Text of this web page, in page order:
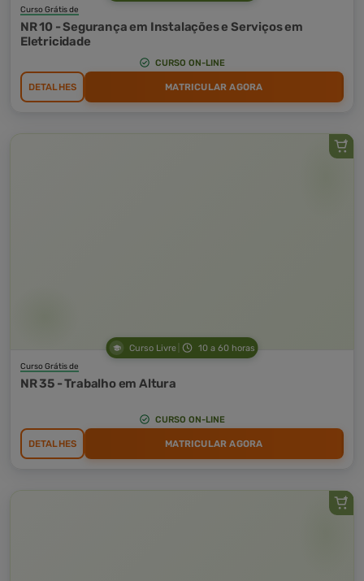
Curso Grátis de
NR 10 - Segurança em Instalações e Serviços em
Eletricidade
CURSO ON-LINE
DETALHES MATRICULAR AGORA
Curso Livre 10 a 60 horas
Curso Grátis de
NR 35 - Trabalho em Altura
CURSO ON-LINE
DETALHES MATRICULAR AGORA